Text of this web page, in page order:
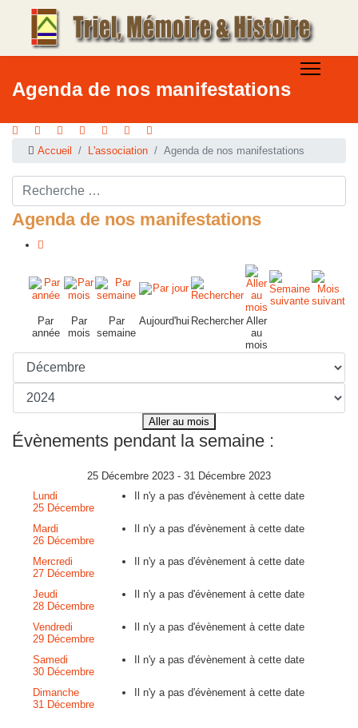
Agenda de nos manifestations
Accueil L'association Agenda de nos manifestations
Rechercher ...
Agenda de nos manifestations
Par
année
Par
mois
Par
semaine
Aujourd'hui Rechercher Aller
au
mois
Aller au mois
Évènements pendant la semaine :
25 Décembre 2023 - 31 Décembre 2023
Lundi
25 Décembre
Il n'y a pas d'évènement à cette date
Mardi
26 Décembre
Il n'y a pas d'évènement à cette date
Mercredi
27 Décembre
Il n'y a pas d'évènement à cette date
Jeudi
28 Décembre
Il n'y a pas d'évènement à cette date
Vendredi
29 Décembre
Il n'y a pas d'évènement à cette date
Samedi
30 Décembre
Il n'y a pas d'évènement à cette date
Dimanche
31 Décembre
Il n'y a pas d'évènement à cette date